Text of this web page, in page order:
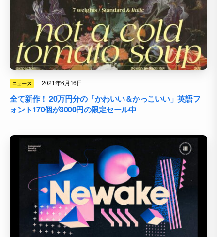
ニュース · 2021年6月16日
全て新作！ 20万円分の「かわいい＆かっこいい」英語フ
ォント170個が3000円の限定セール中